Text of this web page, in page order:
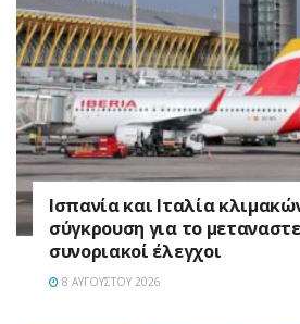
Ισπανία και Ιταλία
σύγκρουση για το
συνοριακοί έλεγχοι
8 ΑΥΓΟΎΣΤΟΥ 2026